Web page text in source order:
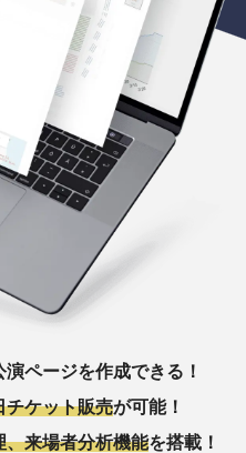
ページを作成できる！
チケット販売が可能！
、来場者分析機能を搭載！